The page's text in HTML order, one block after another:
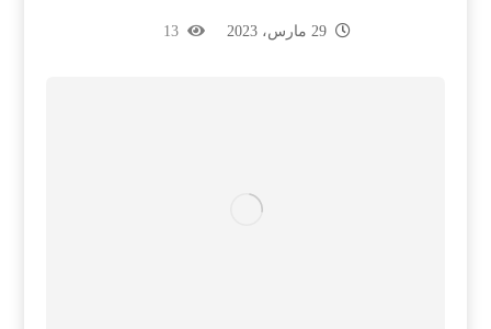
29 مارس، 2023 13